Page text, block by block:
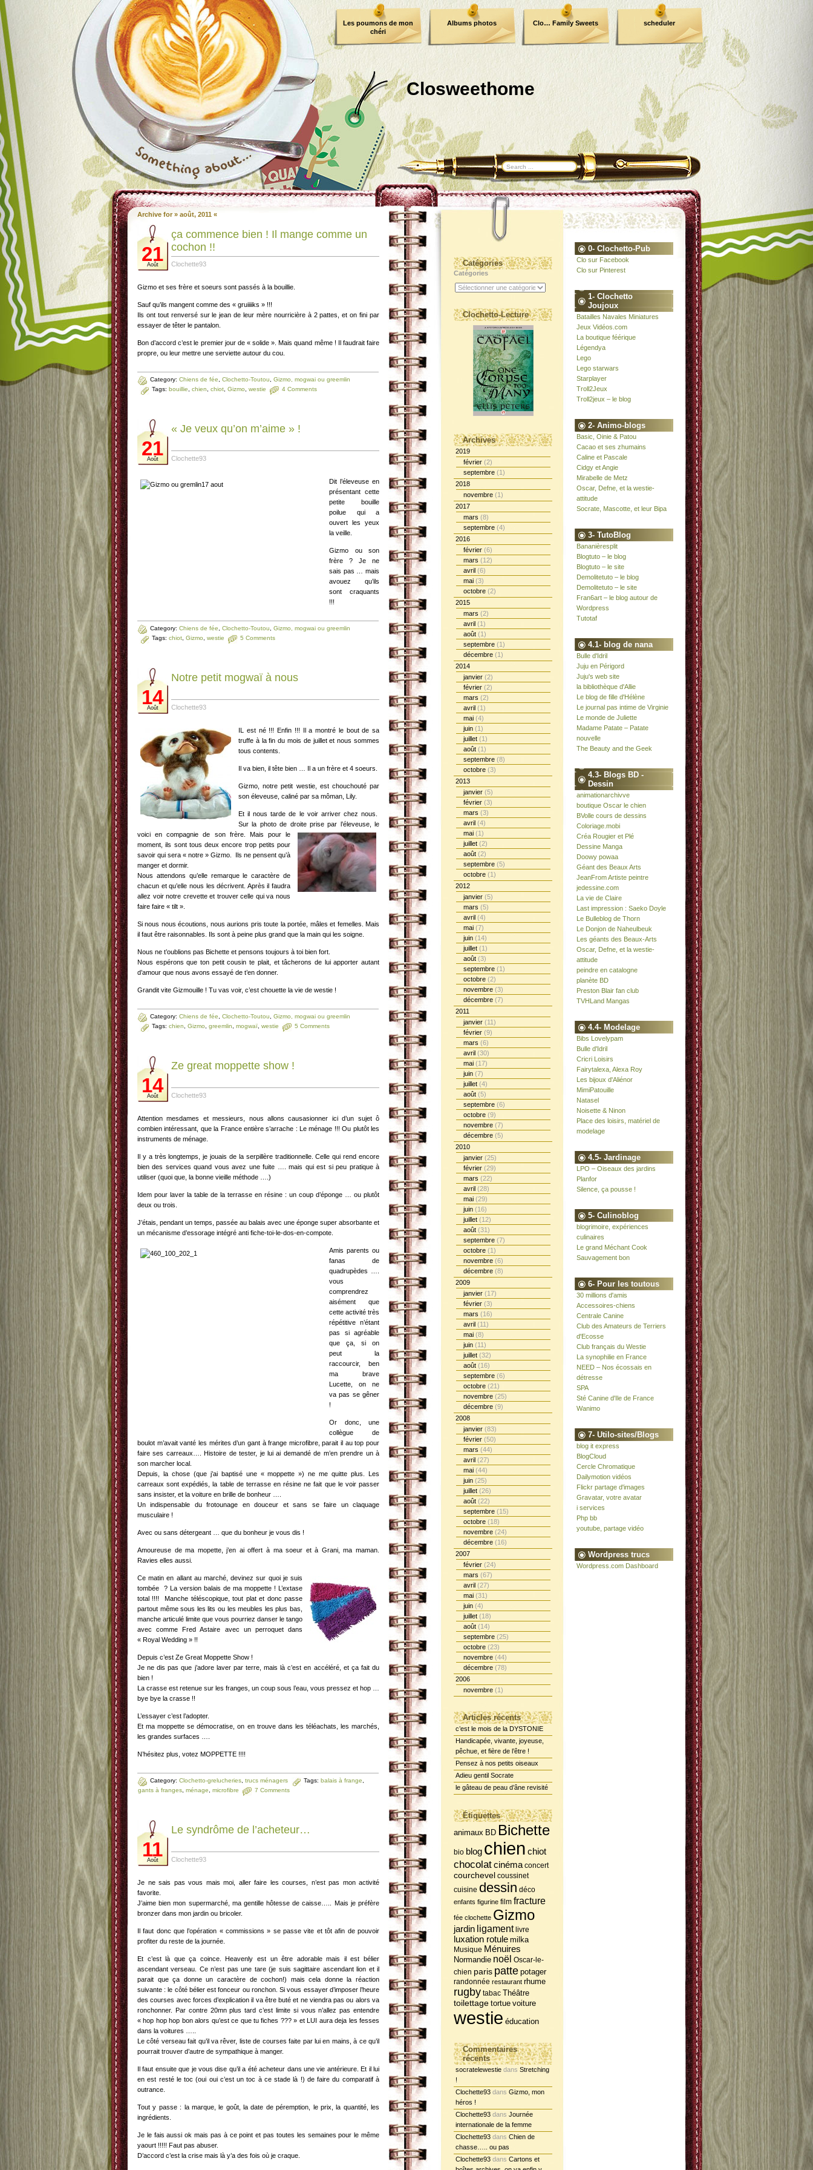
Closweethome
Les poumons de mon
chéri
Albums photos Clo… Family Sweets scheduler
Archive for » août, 2011 «
21
Août
ça commence bien ! Il mange comme un
cochon !!
Clochette93
Gizmo et ses frère et soeurs sont passés à la bouillie.
Sauf qu’ils mangent comme des « gruiiiiks » !!!
Ils ont tout renversé sur le jean de leur mère nourricière à 2 pattes, et on fini par
essayer de têter le pantalon.
Bon d’accord c’est le premier jour de « solide ». Mais quand même ! Il faudrait faire
propre, ou leur mettre une serviette autour du cou.
Category: Chiens de fée Clochetto-Toutou
Gizmo, mogwai ou greemlin
Tags: bouillie chien chiot Gizmo westie 4 Comments
21
Août
« Je veux qu’on m’aime » !
Clochette93
Dit l’éleveuse en
présentant cette
petite bouille
poilue qui a
ouvert les yeux
la veille.
Gizmo ou son
frère ? Je ne
sais pas … mais
avouez qu’ils
sont craquants
!!!
Category: Chiens de fée Clochetto-Toutou
Gizmo, mogwai ou greemlin
Tags: chiot Gizmo westie 5 Comments
14
Août
Notre petit mogwaï à nous
Clochette93
IL est né !!! Enfin !!! Il a montré le bout de sa
truffe à la fin du mois de juillet et nous sommes
tous contents.
Il va bien, il tête bien … Il a un frère et 4 soeurs.
Gizmo, notre petit westie, est chouchouté par
son éleveuse, caliné par sa môman, Lily.
Et il nous tarde de le voir arriver chez nous.
Sur la photo de droite prise par l’éleveuse, le
voici en compagnie de son frère. Mais pour le
moment, ils sont tous deux encore trop petits pour
savoir qui sera « notre » Gizmo. Ils ne pensent qu’à
manger et dormir.
Nous attendons qu’elle remarque le caractère de
chacun et qu’elle nous les décrivent. Après il faudra
allez voir notre crevette et trouver celle qui va nous
faire faire « tilt ».
Si nous nous écoutions, nous aurions pris toute la portée, mâles et femelles. Mais
il faut être raisonnables. Ils sont à peine plus grand que la main qui les soigne.
Nous ne t’oublions pas Bichette et pensons toujours à toi bien fort.
Nous espérons que ton petit cousin te plait, et tâcherons de lui apporter autant
d’amour que nous avons essayé de t’en donner.
Grandit vite Gizmouille ! Tu vas voir, c’est chouette la vie de westie !
Category: Chiens de fée Clochetto-Toutou
Gizmo, mogwai ou greemlin
Tags: chien Gizmo greemlin mogwaï westie 5 Comments
14
Août
Ze great moppette show !
Clochette93
Attention mesdames et messieurs, nous allons causasionner ici d’un sujet ô
combien intéressant, que la France entière s’arrache : Le ménage !!! Ou plutôt les
instruments de ménage.
Il y a très longtemps, je jouais de la serpillère traditionnelle. Celle qui rend encore
bien des services quand vous avez une fuite …. mais qui est si peu pratique à
utiliser (quoi que, la bonne vieille méthode ….)
Idem pour laver la table de la terrasse en résine : un coup d’éponge … ou plutôt
deux ou trois.
J’étais, pendant un temps, passée au balais avec une éponge super absorbante et
un mécanisme d’essorage intégré anti fiche-toi-le-dos-en-compote.
Amis parents ou
fanas de
quadrupèdes ….
vous
comprendrez
aisément que
cette activité très
répétitive n’étant
pas si agréable
que ça, si on
peut la
raccourcir, ben
ma brave
Lucette, on ne
va pas se gêner
!
Or donc, une
collègue de
boulot m’avait vanté les mérites d’un gant à frange microfibre, parait il au top pour
faire ses carreaux…. Histoire de tester, je lui ai demandé de m’en prendre un à
son marcher local.
Depuis, la chose (que j’ai baptisé une « moppette ») ne me quitte plus. Les
carreaux sont expédiés, la table de terrasse en résine ne fait que le voir passer
sans insister, et la voiture en brille de bonheur ….
Un indispensable du frotounage en douceur et sans se faire un claquage
musculaire !
Avec ou sans détergeant … que du bonheur je vous dis !
Amoureuse de ma mopette, j’en ai offert à ma soeur et à Grani, ma maman.
Ravies elles aussi.
Ce matin en allant au marché, devinez sur quoi je suis
tombée ? La version balais de ma moppette ! L’extase
total !!!! Manche téléscopique, tout plat et donc passe
partout même sous les lits ou les meubles les plus bas,
manche articulé limite que vous pourriez danser le tango
avec comme Fred Astaire avec un perroquet dans
« Royal Wedding » !!
Depuis c’est Ze Great Moppette Show !
Je ne dis pas que j’adore laver par terre, mais là c’est en accéléré, et ça fait du
bien !
La crasse est retenue sur les franges, un coup sous l’eau, vous pressez et hop …
bye bye la crasse !!
L’essayer c’est l’adopter.
Et ma moppette se démocratise, on en trouve dans les téléachats, les marchés,
les grandes surfaces ….
N’hésitez plus, votez MOPPETTE !!!!
Category: Clochetto-grelucheries trucs ménagers Tags: balais à frange
gants à franges ménage microfibre 7 Comments
11
Août
Le syndrôme de l’acheteur…
Clochette93
Je ne sais pas vous mais moi, aller faire les courses, n’est pas mon activité
favorite.
J’aime bien mon supermarché, ma gentille hôtesse de caisse….. Mais je préfère
bronzer dans mon jardin ou bricoler.
Il faut donc que l’opération « commissions » se passe vite et tôt afin de pouvoir
profiter du reste de la journée.
Et c’est là que ça coince. Heavenly est un être adorable mais il est bélier
ascendant verseau. Ce n’est pas une tare (je suis sagittaire ascendant lion et il
parait que ça donne un caractère de cochon!) mais cela donne la réaction
suivante : le côté bélier est fonceur ou ronchon. Si vous essayer d’imposer l’heure
des courses avec forces d’explication il va être buté et ne viendra pas ou alors va
ronchonner. Par contre 20mn plus tard c’est limite si vous n’allez pas entendre
« hop hop hop bon alors qu’est ce que tu fiches ??? » et LUI aura deja les fesses
dans la voitures …..
Le côté verseau fait qu’il va rêver, liste de courses faite par lui en mains, à ce qu’il
pourrait trouver d’autre de sympathique à manger.
Il faut ensuite que je vous dise qu’il a été acheteur dans une vie antérieure. Et il lui
en est resté le toc (oui oui c’est un toc à ce stade là !) de faire du comparatif à
outrance.
Tout y passe : la marque, le goût, la date de péremption, le prix, la quantité, les
ingrédients.
Je le fais aussi ok mais pas à ce point et pas toutes les semaines pour le même
yaourt !!!!! Faut pas abuser.
D’accord c’est la crise mais là y’a des fois où je craque.
Catégories
Catégories
Clochetto-Lecture
Archives
2019
février (2)
septembre (1)
2018
novembre (1)
2017
mars (8)
septembre (4)
2016
février (6)
mars (12)
avril (6)
mai (3)
octobre (2)
2015
mars (2)
avril (1)
août (1)
septembre (1)
décembre (1)
2014
janvier (2)
février (2)
mars (2)
avril (1)
mai (4)
juin (1)
juillet (1)
août (1)
septembre (8)
octobre (3)
2013
janvier (5)
février (3)
mars (3)
avril (4)
mai (1)
juillet (2)
août (2)
septembre (5)
octobre (1)
2012
janvier (5)
mars (5)
avril (4)
mai (7)
juin (14)
juillet (1)
août (3)
septembre (1)
octobre (2)
novembre (3)
décembre (7)
2011
janvier (11)
février (9)
mars (6)
avril (30)
mai (17)
juin (7)
juillet (4)
août (5)
septembre (6)
octobre (9)
novembre (7)
décembre (5)
2010
janvier (25)
février (29)
mars (22)
avril (28)
mai (29)
juin (16)
juillet (12)
août (31)
septembre (7)
octobre (1)
novembre (6)
décembre (8)
2009
janvier (17)
février (3)
mars (16)
avril (11)
mai (8)
juin (11)
juillet (32)
août (16)
septembre (6)
octobre (21)
novembre (25)
décembre (9)
2008
janvier (83)
février (50)
mars (44)
avril (27)
mai (44)
juin (25)
juillet (26)
août (22)
septembre (15)
octobre (18)
novembre (24)
décembre (16)
2007
février (24)
mars (67)
avril (27)
mai (31)
juin (4)
juillet (18)
août (14)
septembre (25)
octobre (23)
novembre (44)
décembre (78)
2006
novembre (1)
Articles récents
c’est le mois de la DYSTONIE
Handicapée, vivante, joyeuse,
pêchue, et fière de l’être !
Pensez à nos petits oiseaux
Adieu gentil Socrate
le gâteau de peau d’âne revisité
Étiquettes
animaux BD Bichette
bio blog chien chiot
chocolatcinéma concert
courchevel coussinet
cuisine dessin déco
enfants figurine film fracture
fée clochette Gizmo
jardin ligament livre
luxation rotule milka
Musique Ménuires
Normandie noël Oscar-le-
chien paris patte potager
randonnée restaurant rhume
rugby tabac Théâtre
toilettage tortue voiture
westie éducation
Commentaires
récents
socratelewestie dans Stretching
!
Clochette93 dans Gizmo, mon
héros !
Clochette93 dans Journée
internationale de la femme
Clochette93 dans Chien de
chasse….. ou pas
Clochette93 dans Cartons et
0- Clochetto-Pub
Clo sur Facebook
Clo sur Pinterest
1- Clochetto
Joujoux
Batailles Navales Miniatures
Jeux Vidéos.com
La boutique féérique
Légendya
Lego
Lego starwars
Starplayer
Troll2Jeux
Troll2jeux – le blog
2- Animo-blogs
Basic, Oinie & Patou
Cacao et ses zhumains
Caline et Pascale
Cidgy et Angie
Mirabelle de Metz
Oscar, Defne, et la westie-
attitude
Socrate, Mascotte, et leur Bipa
3- TutoBlog
Bananièresplit
Blogtuto – le blog
Blogtuto – le site
Demolitetuto – le blog
Demolitetuto – le site
Fran6art – le blog autour de
Wordpress
Tutotaf
4.1- blog de nana
Bulle d'Idril
Juju en Périgord
Juju's web site
la bibliothèque d'Allie
Le blog de fille d'Hélène
Le journal pas intime de Virginie
Le monde de Juliette
Madame Patate – Patate
nouvelle
The Beauty and the Geek
4.3- Blogs BD -
Dessin
animationarchivve
boutique Oscar le chien
BVolle cours de dessins
Coloriage.mobi
Créa Rougier et Plé
Dessine Manga
Doowy powaa
Géant des Beaux Arts
JeanFrom Artiste peintre
jedessine.com
La vie de Claire
Last impression : Saeko Doyle
Le Bulleblog de Thorn
Le Donjon de Naheulbeuk
Les géants des Beaux-Arts
Oscar, Defne, et la westie-
attitude
peindre en catalogne
planète BD
Preston Blair fan club
TVHLand Mangas
4.4- Modelage
Bibs Lovelypam
Bulle d'Idril
Cricri Loisirs
Fairytalexa, Alexa Roy
Les bijoux d'Aliénor
MimiPatouille
Natasel
Noisette & Ninon
Place des loisirs, matériel de
modelage
4.5- Jardinage
LPO – Oiseaux des jardins
Planfor
Silence, ça pousse !
5- Culinoblog
blogrimoire, expériences
culinaires
Le grand Méchant Cook
Sauvagement bon
6- Pour les toutous
30 millions d'amis
Accessoires-chiens
Centrale Canine
Club des Amateurs de Terriers
d'Ecosse
Club français du Westie
La synophilie en France
NEED – Nos écossais en
détresse
SPA
Sté Canine d'Ile de France
Wanimo
7- Utilo-sites/Blogs
blog it express
BlogCloud
Cercle Chromatique
Dailymotion vidéos
Flickr partage d'images
Gravatar, votre avatar
i services
Php bb
youtube, partage vidéo
Wordpress trucs
Wordpress.com Dashboard